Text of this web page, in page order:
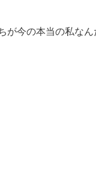
が今の本当の私なん